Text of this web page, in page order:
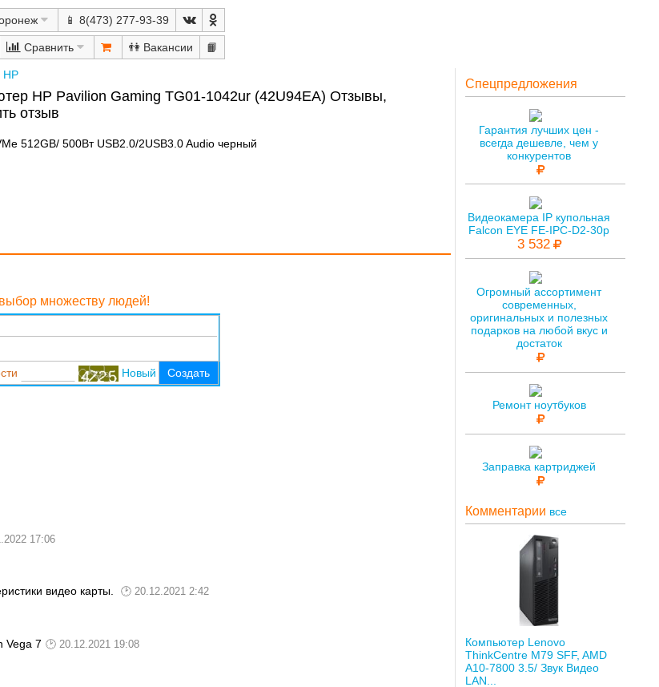
📱 8(473) 277-93-39
Сравнить 👫 📙
HP
HP Pavilion Gaming TG01-1042ur (42U94EA) Отзывы,
отзыв
512GB/ 500Вт USB2.0/2USB3.0 Audio черный
множеству людей!
Новый Создать
17:06
видео карты. 20.12.2021 2:42
Vega 7 20.12.2021 19:08
Спецпредложения
Гарантия лучших цен -
всегда дешевле, чем у
конкурентов
Видеокамера IP купольная
Falcon EYE FE-IPC-D2-30p
3 532
Огромный ассортимент
современных,
оригинальных и полезных
подарков на любой вкус и
достаток
Ремонт ноутбуков
Заправка картриджей
Комментарии все
Компьютер Lenovo
ThinkCentre M79 SFF, AMD
A10-7800 3.5/ Звук Видео
LAN...